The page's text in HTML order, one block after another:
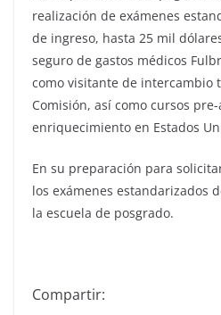
realización de exámenes
de ingreso, hasta 25 mil
seguro de gastos médicos
como visitante de intercambio
Comisión, así como cursos
enriquecimiento en Estados
En su preparación para
los exámenes estandarizados
la escuela de posgrado.
Compartir: